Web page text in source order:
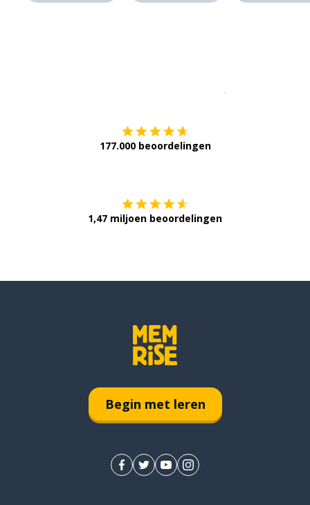
177.000 beoordelingen
1,47 miljoen beoordelingen
Begin met leren